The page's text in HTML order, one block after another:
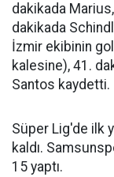
dakikada
dakikada
İzmir ekibinin
kalesine), 41.
Santos kaydetti.
Süper Lig'de ilk
kaldı.
15 yaptı.